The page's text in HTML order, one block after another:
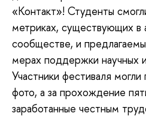
«Контакт»! Студенты
метриках, существующих в
сообществе, и
мерах поддержки научных
Участники фестиваля
фото, а за прохождение
заработанные честным